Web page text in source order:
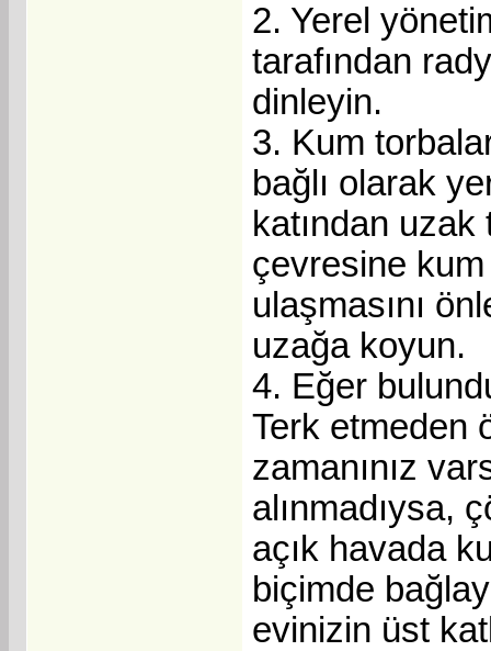
2. Yerel
tarafından
dinleyin.
3. Kum
bağlı olarak
katından
çevresine kum
ulaşmasını
uzağa koyun.
4. Eğer
Terk etmeden
zamanınız
alınmadıysa,
açık havada
biçimde
evinizin üst